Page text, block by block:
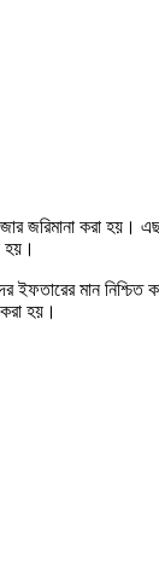
জরিমানা করা হয়।
হয়।
মান
হয়।